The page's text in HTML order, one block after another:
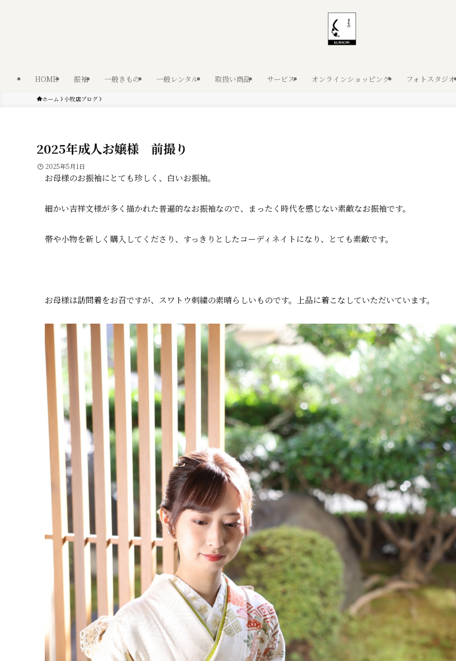
HOME 振袖 一般きもの 一般レンタル 取扱い商品 サービス オンラインショッピング フォトスタジオ
ホーム 小牧店ブログ
2025年成人お嬢様 前撮り
2025年5月1日
お母様のお振袖にとても珍しく、白いお振袖。
細かい吉祥文様が多く描かれた普遍的なお振袖なので、まったく時代を感じない素敵なお振袖です。
帯や小物を新しく購入してくださり、すっきりとしたコーディネイトになり、とても素敵です。
お母様は訪問着をお召ですが、スワトウ刺繍の素晴らしいものです。上品に着こなしていただいています。